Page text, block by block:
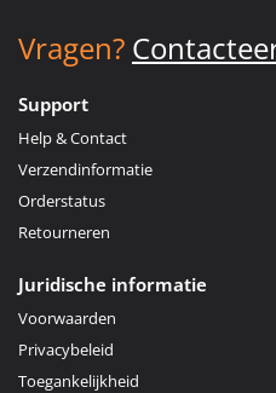
Vragen?
Support
Help & Contact
Verzendinformatie
Orderstatus
Retourneren
Juridische informatie
Voorwaarden
Privacybeleid
Toegankelijkheid